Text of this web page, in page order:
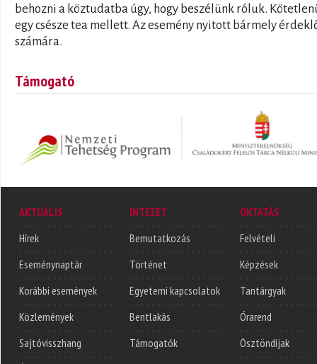
behozni a köztudatba úgy, hogy beszélünk róluk.
egy csésze tea mellett. Az esemény nyitott bármely
számára.
Támogató
AKTUÁLIS
Hírek
Eseménynaptár
Korábbi események
Közlemények
Sajtóvisszhang
INTÉZET
Bemutatkozás
Történet
Egyetemi kapcsolatok
Bentlakás
Támogatók
OKTATÁS
Felvételi
Képzések
Tantárgyak
Órarend
Ösztöndíjak